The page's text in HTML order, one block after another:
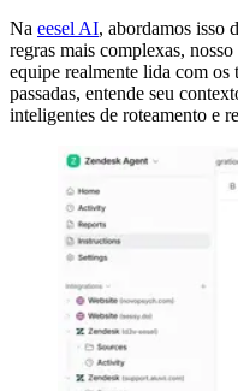
Na eesel AI, abordamos isso
regras mais complexas, nosso
equipe realmente lida com os
passadas, entende seu
inteligentes de roteamento e